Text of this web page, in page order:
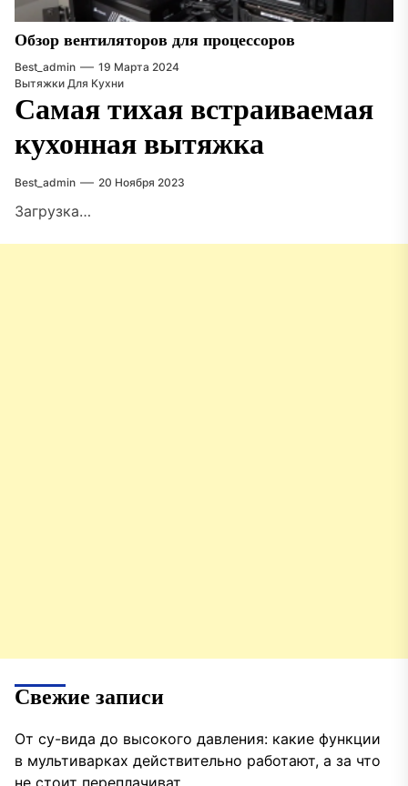
Обзор вентиляторов для процессоров
Best_admin
19 Марта 2024
Вытяжки Для Кухни
Самая тихая встраиваемая
кухонная вытяжка
Best_admin 20 Ноября 2023
Загрузка…
Свежие записи
От су-вида до высокого давления: какие функции
в мультиварках действительно работают, а за что
не стоит переплачиват